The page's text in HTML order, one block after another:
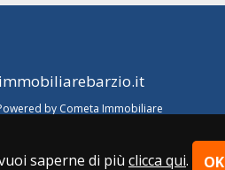
saperne di più clicca qui. OK
by Cometa Immobiliare